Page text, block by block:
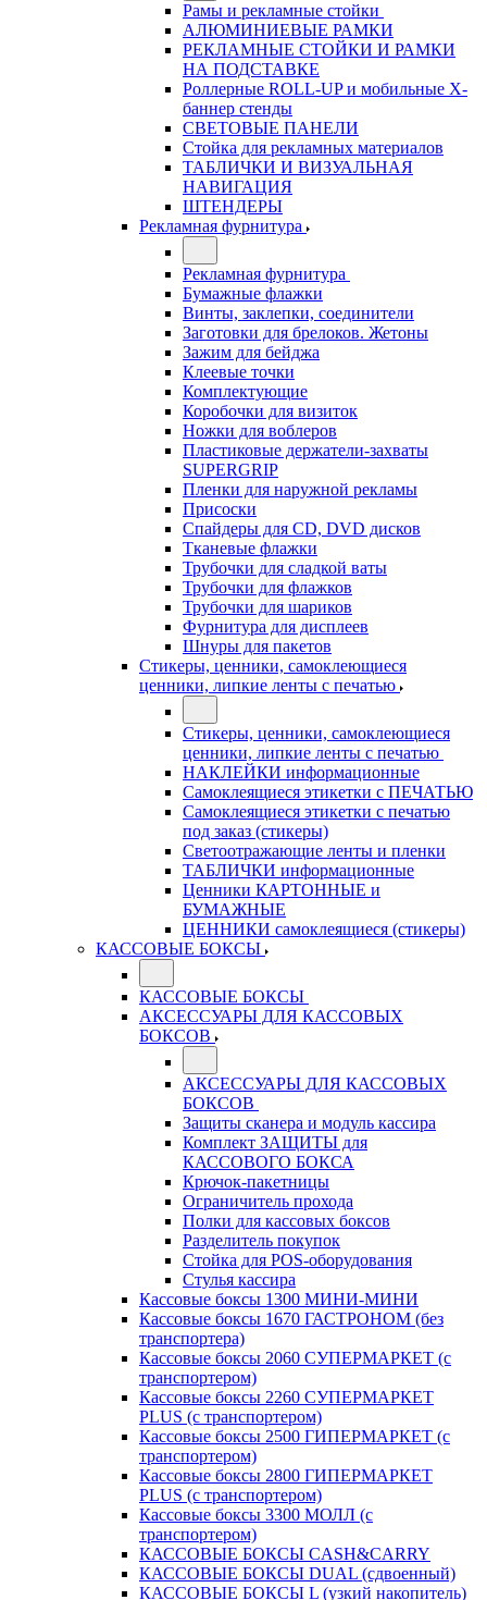
Рамы и рекламные стойки
АЛЮМИНИЕВЫЕ РАМКИ
РЕКЛАМНЫЕ СТОЙКИ И РАМКИ
НА ПОДСТАВКЕ
Роллерные ROLL-UP и мобильные X-
баннер стенды
СВЕТОВЫЕ ПАНЕЛИ
Стойка для рекламных материалов
ТАБЛИЧКИ И ВИЗУАЛЬНАЯ
НАВИГАЦИЯ
ШТЕНДЕРЫ
Рекламная фурнитура
Рекламная фурнитура
Бумажные флажки
Винты, заклепки, соединители
Заготовки для брелоков. Жетоны
Зажим для бейджа
Клеевые точки
Комплектующие
Коробочки для визиток
Ножки для воблеров
Пластиковые держатели-захваты
SUPERGRIP
Пленки для наружной рекламы
Присоски
Спайдеры для CD, DVD дисков
Тканевые флажки
Трубочки для сладкой ваты
Трубочки для флажков
Трубочки для шариков
Фурнитура для дисплеев
Шнуры для пакетов
Стикеры, ценники, самоклеющиеся
ценники, липкие ленты с печатью
Стикеры, ценники, самоклеющиеся
ценники, липкие ленты с печатью
НАКЛЕЙКИ информационные
Самоклеящиеся этикетки с ПЕЧАТЬЮ
Самоклеящиеся этикетки с печатью
под заказ (стикеры)
Светоотражающие ленты и пленки
ТАБЛИЧКИ информационные
Ценники КАРТОННЫЕ и
БУМАЖНЫЕ
ЦЕННИКИ самоклеящиеся (стикеры)
КАССОВЫЕ БОКСЫ
КАССОВЫЕ БОКСЫ
АКСЕССУАРЫ ДЛЯ КАССОВЫХ
БОКСОВ
АКСЕССУАРЫ ДЛЯ КАССОВЫХ
БОКСОВ
Защиты сканера и модуль кассира
Комплект ЗАЩИТЫ для
КАССОВОГО БОКСА
Крючок-пакетницы
Ограничитель прохода
Полки для кассовых боксов
Разделитель покупок
Стойка для POS-оборудования
Стулья кассира
Кассовые боксы 1300 МИНИ-МИНИ
Кассовые боксы 1670 ГАСТРОНОМ (без
транспортера)
Кассовые боксы 2060 СУПЕРМАРКЕТ (с
транспортером)
Кассовые боксы 2260 СУПЕРМАРКЕТ
PLUS (с транспортером)
Кассовые боксы 2500 ГИПЕРМАРКЕТ (с
транспортером)
Кассовые боксы 2800 ГИПЕРМАРКЕТ
PLUS (с транспортером)
Кассовые боксы 3300 МОЛЛ (с
транспортером)
КАССОВЫЕ БОКСЫ CASH&CARRY
КАССОВЫЕ БОКСЫ DUAL (сдвоенный)
КАССОВЫЕ БОКСЫ L (узкий накопитель)